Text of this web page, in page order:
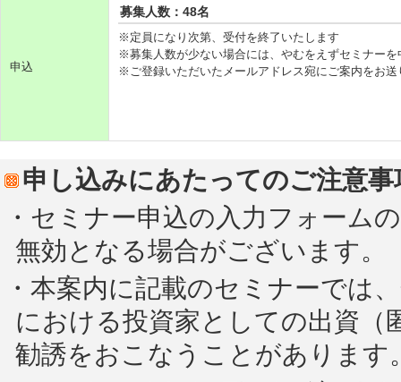
申込
募集人数：48名
※定員になり次第、受付を終了いたします
※募集人数が少ない場合には、やむをえずセミナー
※ご登録いただいたメールアドレス宛にご案内をお送
申し込みにあたってのご注意事
・セミナー申込の入力フォーム
無効となる場合がございます。
・本案内に記載のセミナーでは
における投資家としての出資（
勧誘をおこなうことがあります